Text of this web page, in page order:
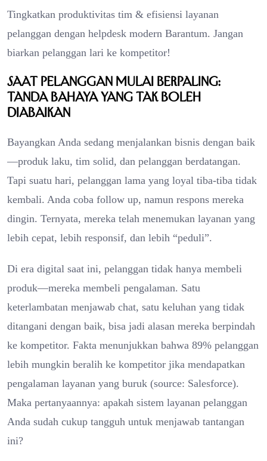
Tingkatkan produktivitas tim & efisiensi layanan
pelanggan dengan helpdesk modern Barantum. Jangan
biarkan pelanggan lari ke kompetitor!
Saat Pelanggan Mulai Berpaling:
Tanda Bahaya yang Tak Boleh
Diabaikan
Bayangkan Anda sedang menjalankan bisnis dengan baik
—produk laku, tim solid, dan pelanggan berdatangan.
Tapi suatu hari, pelanggan lama yang loyal tiba-tiba tidak
kembali. Anda coba follow up, namun respons mereka
dingin. Ternyata, mereka telah menemukan layanan yang
lebih cepat, lebih responsif, dan lebih “peduli”.
Di era digital saat ini, pelanggan tidak hanya membeli
produk—mereka membeli pengalaman. Satu
keterlambatan menjawab chat, satu keluhan yang tidak
ditangani dengan baik, bisa jadi alasan mereka berpindah
ke kompetitor. Fakta menunjukkan bahwa 89% pelanggan
lebih mungkin beralih ke kompetitor jika mendapatkan
pengalaman layanan yang buruk (source: Salesforce).
Maka pertanyaannya: apakah sistem layanan pelanggan
Anda sudah cukup tangguh untuk menjawab tantangan
ini?